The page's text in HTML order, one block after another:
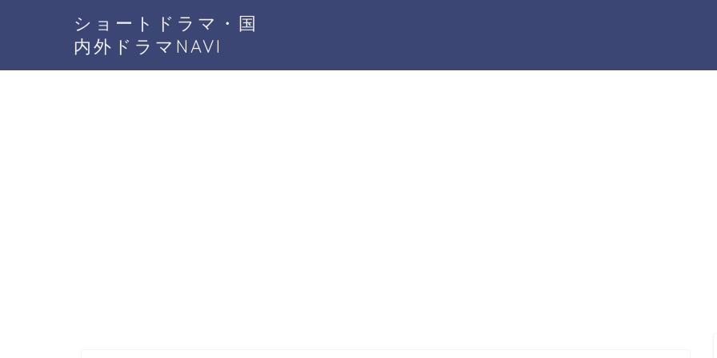
ショートドラマ・国
内外ドラマNAVI